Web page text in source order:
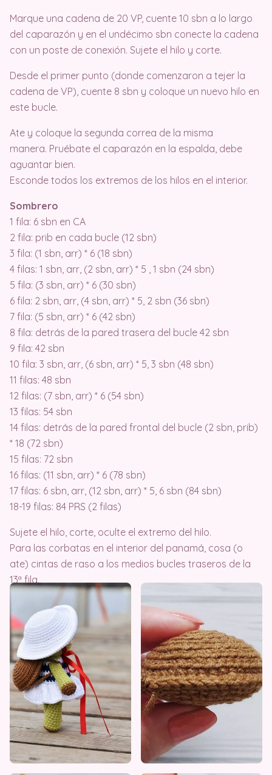
Marque una cadena de 20 VP, cuente 10 sbn a lo largo
del caparazón y en el undécimo sbn conecte la cadena
con un poste de conexión. Sujete el hilo y corte.
Desde el primer punto (donde comenzaron a tejer la
cadena de VP), cuente 8 sbn y coloque un nuevo hilo en
este bucle.
Ate y coloque la segunda correa de la misma
manera. Pruébate el caparazón en la espalda, debe
aguantar bien.
Esconde todos los extremos de los hilos en el interior.
Sombrero
1 fila: 6 sbn en CA
2 fila: prib en cada bucle (12 sbn)
3 fila: (1 sbn, arr) * 6 (18 sbn)
4 filas: 1 sbn, arr, (2 sbn, arr) * 5 , 1 sbn (24 sbn)
5 fila: (3 sbn, arr) * 6 (30 sbn)
6 fila: 2 sbn, arr, (4 sbn, arr) * 5, 2 sbn (36 sbn)
7 fila: (5 sbn, arr) * 6 (42 sbn)
8 fila: detrás de la pared trasera del bucle 42 sbn
9 fila: 42 sbn
10 fila: 3 sbn, arr, (6 sbn, arr) * 5, 3 sbn (48 sbn)
11 filas: 48 sbn
12 filas: (7 sbn, arr) * 6 (54 sbn)
13 filas: 54 sbn
14 filas: detrás de la pared frontal del bucle (2 sbn, prib)
* 18 (72 sbn)
15 filas: 72 sbn
16 filas: (11 sbn, arr) * 6 (78 sbn)
17 filas: 6 sbn, arr, (12 sbn, arr) * 5, 6 sbn (84 sbn)
18-19 filas: 84 PRS (2 filas)
Sujete el hilo, corte, oculte el extremo del hilo.
Para las corbatas en el interior del panamá, cosa (o
ate) cintas de raso a los medios bucles traseros de la
13ª fila.